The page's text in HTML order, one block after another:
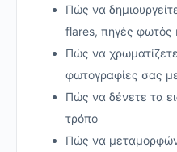
Πώς να
flares, πηγές φωτός
Πώς να
φωτογραφίες σας
Πώς να δένετε τα
τρόπο
Πώς να